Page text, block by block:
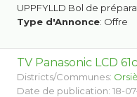
UPPFYLLD Bol de
Type d'Annonce: Offre
TV Panasonic LCD
Districts/Communes:
Date de publication: 18-